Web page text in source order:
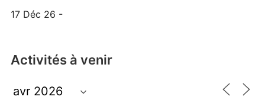
17 Déc 26 -
Activités à venir